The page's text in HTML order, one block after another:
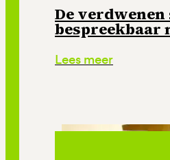
De
bespreekbaar
Lees meer